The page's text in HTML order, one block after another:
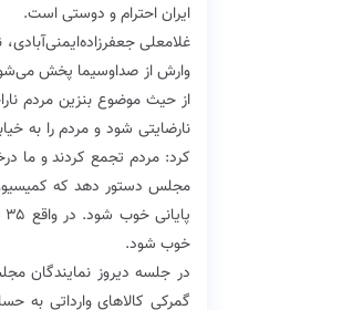
ایران احترام و دوستی است.
غلامعلی
وارش از صدا‌‌و‌سیما پخش
از حیث موضوع بنزین مردم
نارضایتی شود و مردم را به
کرد: مردم تجمع کردند و ما
خوب شود.
در جلسه دیروز نمایندگان
گمرکی کالاهای وارداتی به